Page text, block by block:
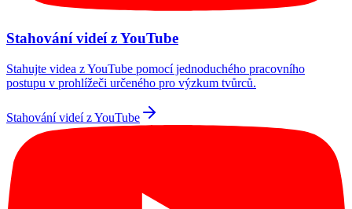
Stahování videí z YouTube
Stahujte videa z YouTube pomocí jednoduchého pracovního
postupu v prohlížeči určeného pro výzkum tvůrců.
Stahování videí z YouTube